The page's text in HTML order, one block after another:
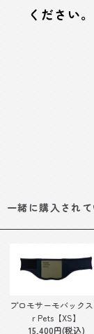
ください。
一緒に購入され
プロモサーモバック
r Pets【XS】
15,400円(税込)